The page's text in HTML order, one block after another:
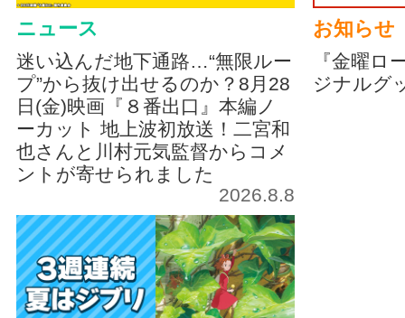
ニュース
迷い込んだ地下通路…“無限ルー
プ”から抜け出せるのか？8月28
日(金)映画『８番出口』本編ノ
ーカット 地上波初放送！二宮和
也さんと川村元気監督からコメ
ントが寄せられました
2026.8.8
お知らせ
『金曜ロ
ジナルグ